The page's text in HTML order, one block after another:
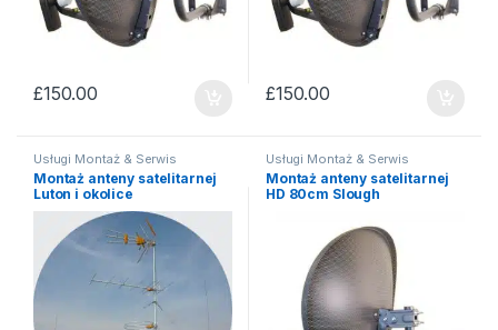
£150.00 £150.00
Usługi Montaż & Serwis
Montaż anteny satelitarnej
Luton i okolice
Usługi Montaż & Serwis
Montaż anteny satelitarnej
HD 80cm Slough